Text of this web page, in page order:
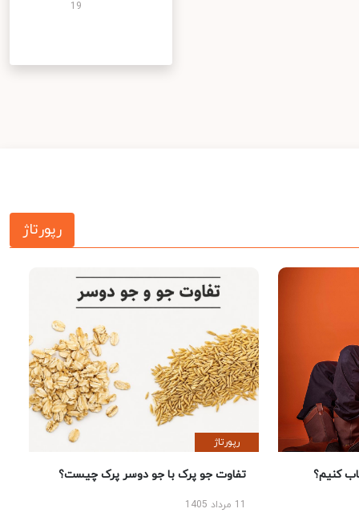
19
رپورتاژ
کنیم؟
رپورتاژ
تفاوت جو پرک با جو دوسر پرک چیست؟